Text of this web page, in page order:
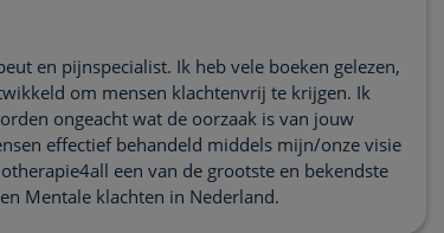
en pijnspecialist. Ik heb vele boeken gelezen,
om mensen klachtenvrij te krijgen. Ik
ongeacht wat de oorzaak is van jouw
effectief behandeld middels mijn/onze visie
een van de grootste en bekendste
Mentale klachten in Nederland.